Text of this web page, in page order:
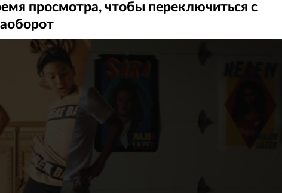
просмотра, чтобы переключиться с